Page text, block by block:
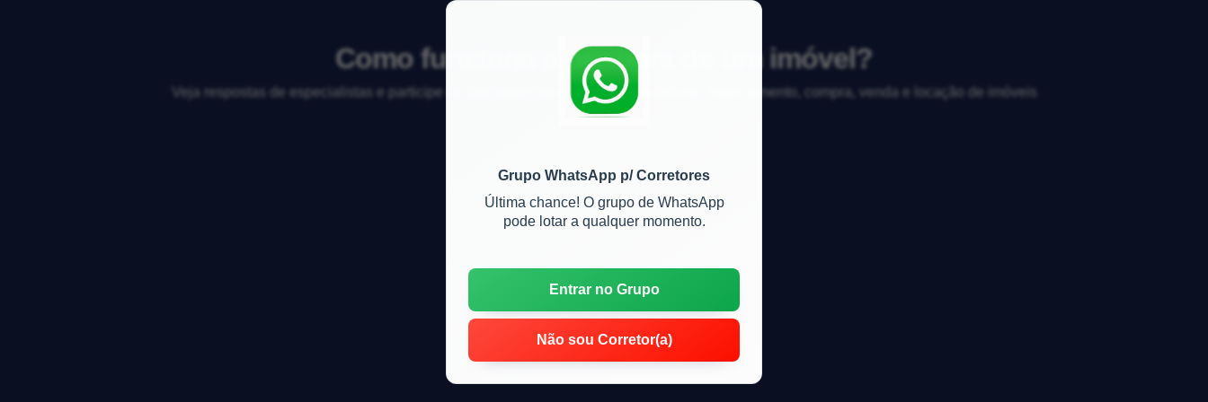
Grupo WhatsApp p/ Corretores
Última chance! O grupo de WhatsApp
pode lotar a qualquer momento.
Entrar no Grupo
Não sou Corretor(a)
Como funciona a penhora de um imóvel?
Veja respostas de especialistas e participe da discussão sobre mercado imobiliário, financiamento, compra, venda e locação de imóveis